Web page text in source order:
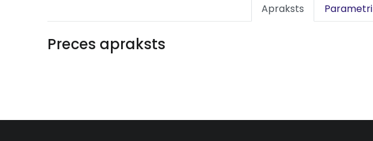
Apraksts Parametri
Preces apraksts